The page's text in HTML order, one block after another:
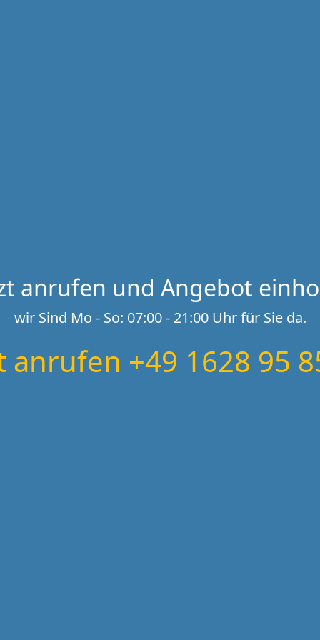
anrufen und Angebot
wir Sind Mo - So: 07:00 - 21:00 Uhr für Sie da.
anrufen +49 1628 95